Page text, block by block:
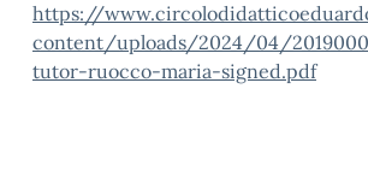
https://
content/uploads/2024/04/
tutor-ruocco-maria-signed.pdf